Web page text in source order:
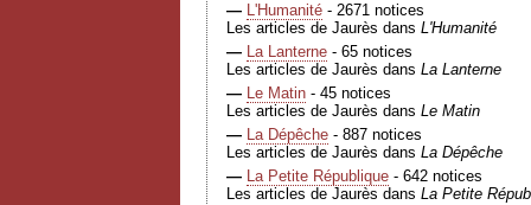
— L'Humanité - 2671 notices
Les articles de Jaurès dans L'Humanité
— La Lanterne - 65 notices
Les articles de Jaurès dans La Lanterne
— Le Matin - 45 notices
Les articles de Jaurès dans Le Matin
— La Dépêche - 887 notices
Les articles de Jaurès dans La Dépêche
— La Petite République - 642 notices
Les articles de Jaurès dans La Petite